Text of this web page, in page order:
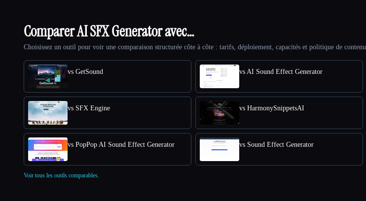
Comparer AI SFX Generator avec…
Choisissez un outil pour voir une comparaison structurée côte à côte : tarifs, déploiement, capacités et politique de contenu.
vs GetSound vs AI Sound Effect Generator
vs SFX Engine vs HarmonySnippetsAI
vs PopPop AI Sound Effect Generator vs Sound Effect Generator
Voir tous les outils comparables.